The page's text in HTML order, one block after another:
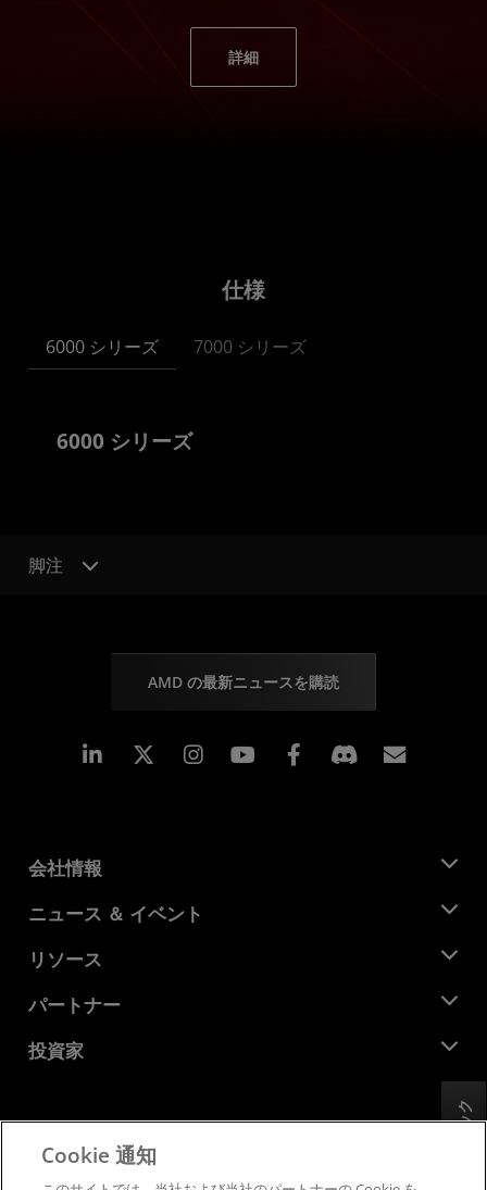
詳細
仕様
6000 シリーズ 7000 シリーズ
6000 シリーズ
脚注
AMD の最新ニュースを購読
Linkedin Instagram Facebook
会社情報
AMD について
企業責任
キャリア
お問い合わせ
ニュース ＆ イベント
ニュースルーム
メディア ライブラリ
リソース
デベロッパー セントラル
ケース スタディ
パートナー
AMD パートナー ハブ
投資家
財務情報
取締役会
ガバナンス報告書
プライバシー
フィードバック
Cookie 通知